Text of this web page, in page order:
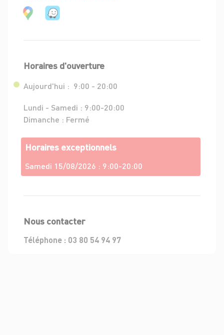
Horaires d'ouverture
Aujourd'hui : 9:00 - 20:00
Lundi - Samedi : 9:00-20:00
Dimanche : Fermé
Horaires exceptionnels
Samedi 15/08/2026 : 9:00-20:00
Nous contacter
Téléphone : 03 80 54 94 97